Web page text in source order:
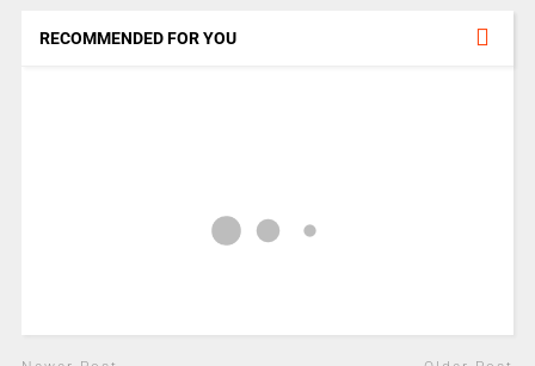
RECOMMENDED FOR YOU